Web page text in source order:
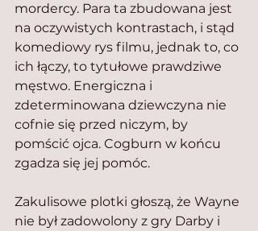
mordercy. Para ta zbudowana jest
na oczywistych kontrastach, i stąd
komediowy rys filmu, jednak to, co
ich łączy, to tytułowe prawdziwe
męstwo. Energiczna i
zdeterminowana dziewczyna nie
cofnie się przed niczym, by
pomścić ojca. Cogburn w końcu
zgadza się jej pomóc.
Zakulisowe plotki głoszą, że Wayne
nie był zadowolony z gry Darby i